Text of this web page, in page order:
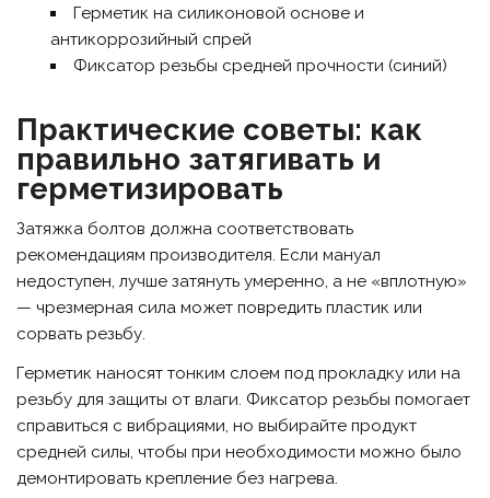
Герметик на силиконовой основе и
антикоррозийный спрей
Фиксатор резьбы средней прочности (синий)
Практические советы: как
правильно затягивать и
герметизировать
Затяжка болтов должна соответствовать
рекомендациям производителя. Если мануал
недоступен, лучше затянуть умеренно, а не «вплотную»
— чрезмерная сила может повредить пластик или
сорвать резьбу.
Герметик наносят тонким слоем под прокладку или на
резьбу для защиты от влаги. Фиксатор резьбы помогает
справиться с вибрациями, но выбирайте продукт
средней силы, чтобы при необходимости можно было
демонтировать крепление без нагрева.